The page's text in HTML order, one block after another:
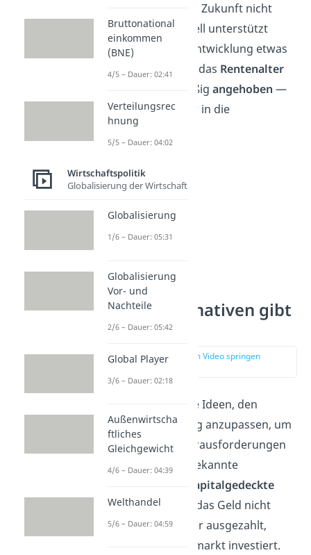
älteren Menschen in Zukunft nicht
mehr so gut finanziell unterstützt
werden. Um diese Entwicklung etwas
einzudämmen, wird das Rentenalter
seit Jahren regelmäßigangehoben —
so zahlt jeder länger in die
Rentenkasse ein.
Welche Alternativen gibt
es?
zur Stelle im Video springen
(02:35)
Es gibt verschiedene Ideen, den
Generationenvertrag anzupassen, um
auf die heutigen Herausforderungen
zu reagieren. Eine bekannte
kapitalgedeckte
System. Dabei wird das Geld nicht
sofort an die Rentner ausgezahlt,
sondern am Kapitalmarkt investiert.
Bruttonational
einkommen
(BNE)
4/5 – Dauer: 02:41
Verteilungsrec
hnung
5/5 – Dauer: 04:02
Wirtschaftspolitik
Globalisierung der Wirtschaft
Globalisierung
1/6 – Dauer: 05:31
Globalisierung
Vor- und
Nachteile
2/6 – Dauer: 05:42
Global Player
3/6 – Dauer: 02:18
Außenwirtscha
ftliches
Gleichgewicht
4/6 – Dauer: 04:39
Welthandel
5/6 – Dauer: 04:59